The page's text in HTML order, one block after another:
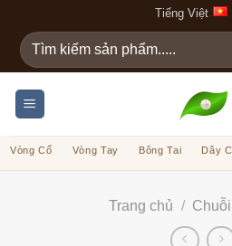
Tiếng Việt
Tìm
kiếm:
Vòng Cổ Vòng Tay Bông Tai Dây
Trang chủ /